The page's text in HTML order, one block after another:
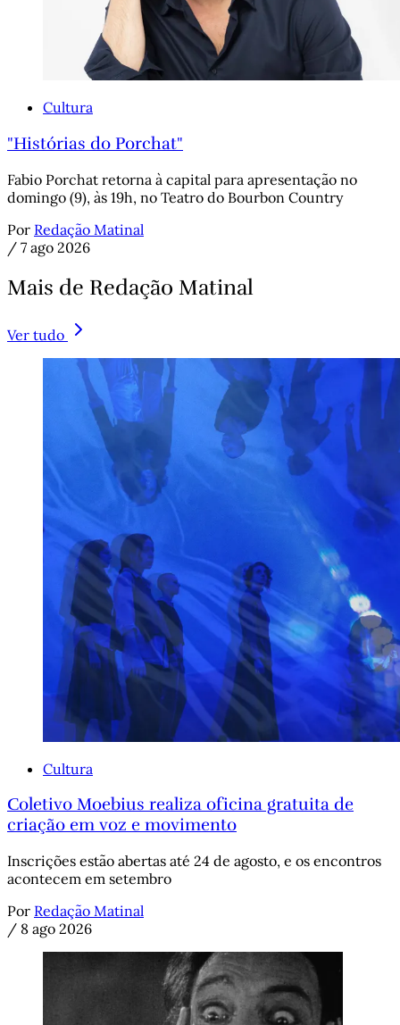
Cultura
"Histórias do Porchat"
Fabio Porchat retorna à capital para apresentação no
domingo (9), às 19h, no Teatro do Bourbon Country
Por Redação Matinal
/ 7 ago 2026
Mais de Redação Matinal
Ver tudo
Cultura
Coletivo Moebius realiza oficina gratuita de
criação em voz e movimento
Inscrições estão abertas até 24 de agosto, e os encontros
acontecem em setembro
Por Redação Matinal
/ 8 ago 2026